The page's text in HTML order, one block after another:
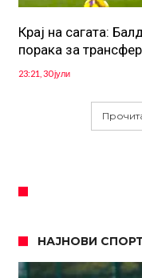
Крај на сагата:
порака за
23:21, 30 јули
НАЈНОВИ